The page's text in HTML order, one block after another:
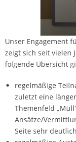
Unser Engagement
zeigt sich seit vielen
folgende Übersicht
regelmäßige
zuletzt eine
Themenfeld
Ansätze/
Seite sehr